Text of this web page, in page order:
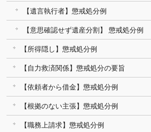
【遺言執行者】懲戒処分例
【意思確認せず遺産分割】 懲戒処分例
【所得隠し】懲戒処分例
【自力救済関係】懲戒処分の要旨
【依頼者から借金】懲戒処分例
【根拠のない主張】懲戒処分例
【職務上請求】懲戒処分例